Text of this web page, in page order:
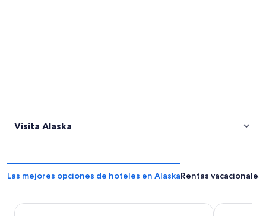
Visita Alaska
Las mejores opciones de hoteles en AlaskaRentas vacacionales
Quality Inn Kodiak Best